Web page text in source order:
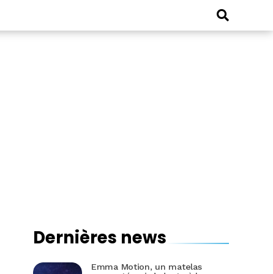
Dernières news
Emma Motion, un matelas